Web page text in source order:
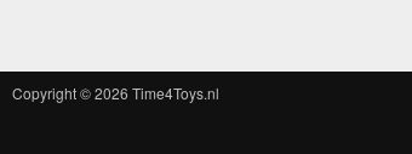
Angry
Birds
Copyright © 2026 Time4Toys.nl